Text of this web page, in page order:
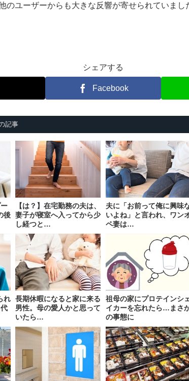
のユーザーからも大きな反響が寄せられていまし
シェアする
Facebook
記事
後
【は？】在宅勤務の夫は、
妻子が寝室へ入ってから少
し経つと…
夫に「お前って俺に興味
いよね」と言われ、ワン
ペ妻は…
れ 長期休暇になると家に来る
男性。母の愛人かと思って
いたら…
祖母の家にプロテインシ
イカーを忘れたら…まさ
の事態に